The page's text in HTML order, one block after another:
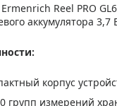
Reel PRO
аккумулятора 3,7
корпус
групп измерений